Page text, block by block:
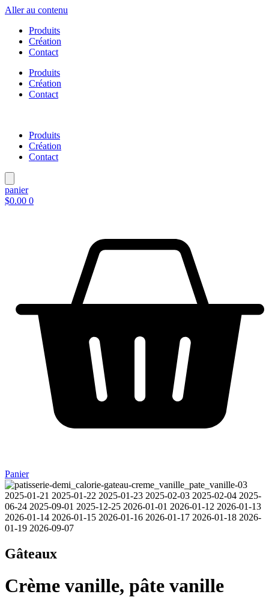
Aller au contenu
Produits
Création
Contact
Produits
Création
Contact
Produits
Création
Contact
panier
$0.00 0
Panier
2025-01-21 2025-01-22 2025-01-23 2025-02-03 2025-02-04 2025-
06-24 2025-09-01 2025-12-25 2026-01-01 2026-01-12 2026-01-13
2026-01-14 2026-01-15 2026-01-16 2026-01-17 2026-01-18 2026-
01-19 2026-09-07
Gâteaux
Crème vanille, pâte vanille